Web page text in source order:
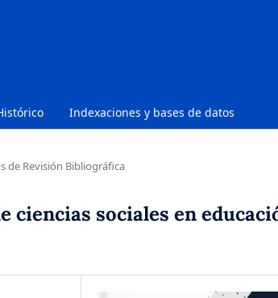
Indexaciones y bases de datos
de Revisión Bibliográfica
ciencias sociales en